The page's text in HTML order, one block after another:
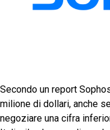
Secondo un report
milione di dollari, anche
negoziare una cifra